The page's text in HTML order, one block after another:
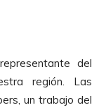
del
región. Las
un trabajo del